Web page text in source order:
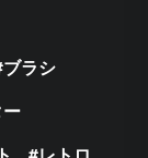
ブラシ